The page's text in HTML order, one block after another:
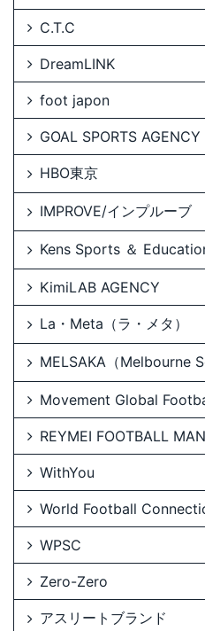
C.T.C
DreamLINK
foot japon
GOAL SPORTS AGENCY
HBO東京
IMPROVE/インプルーブ
Kens Sports ＆
KimiLAB AGENCY
La・Meta（ラ・メタ）
MELSAKA（Melbourne
Movement Global
REYMEI FOOTBALL
WithYou
World Football
WPSC
Zero-Zero
アスリートブランド